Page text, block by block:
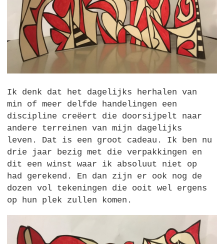
Ik denk dat het dagelijks herhalen van
min of meer delfde handelingen een
discipline creëert die doorsijpelt naar
andere terreinen van mijn dagelijks
leven. Dat is een groot cadeau. Ik ben nu
drie jaar bezig met die verpakkingen en
dit een winst waar ik absoluut niet op
had gerekend. En dan zijn er ook nog de
dozen vol tekeningen die ooit wel ergens
op hun plek zullen komen.